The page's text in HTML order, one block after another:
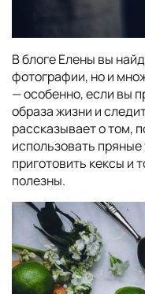
В блоге Елены вы
фотографии, но и
— особенно, если вы
образа жизни и
рассказывает о том,
использовать
приготовить кексы и
полезны.